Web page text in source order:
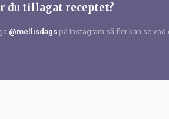
du tillagat receptet?
@mellisdags på Instagram så fler kan se